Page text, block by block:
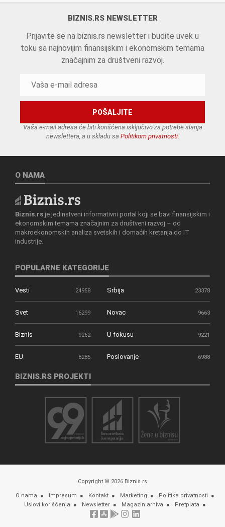
BIZNIS.RS NEWSLETTER
Prijavite se na biznis.rs newsletter i budite uvek u
toku sa najnovijim finansijskim i ekonomskim temama
značajnim za društveni razvoj.
Vaša e-mail adresa će biti korišćena isključivo za potrebe slanja
newslettera, a u skladu sa Politikom privatnosti.
O NAMA
Biznis.rs je jedinstveni informativni portal koji se bavi finansijskim i
ekonomskim temama značajnim za društveni razvoj – od
makroekonomskih analiza svetskih i domaćih kretanja do IT
industrije.
POPULARNE KATEGORIJE
Vesti 24958 Srbija 23378
Svet 16299 Novac 9663
Biznis 9262 U fokusu 9221
EU 8285 Poslovanje 6988
BIZNIS.RS PROJEKTI
Copyright © 2026 Biznis.rs
O nama Impresum Kontakt Marketing
Politika privatnosti
Uslovi korišćenja
Newsletter Magazin arhiva Pretplata